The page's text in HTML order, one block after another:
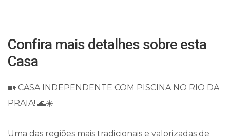
Confira mais detalhes sobre esta
Casa
🏡 CASA INDEPENDENTE COM PISCINA NO RIO DA
PRAIA! 🌊☀️
Uma das regiões mais tradicionais e valorizadas de